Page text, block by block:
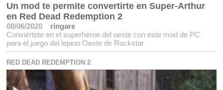
Un mod te permite convertirte en Super-Arthur
en Red Dead Redemption 2
08/06/2020
ringare
Conviértete en el superhéroe del oeste con este mod de PC
para el juego del lejano Oeste de Rockstar
RED DEAD REDEMPTION 2